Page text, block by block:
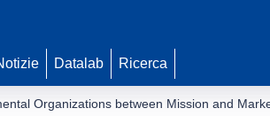
Datalab Ricerca
Organizations between Mission and